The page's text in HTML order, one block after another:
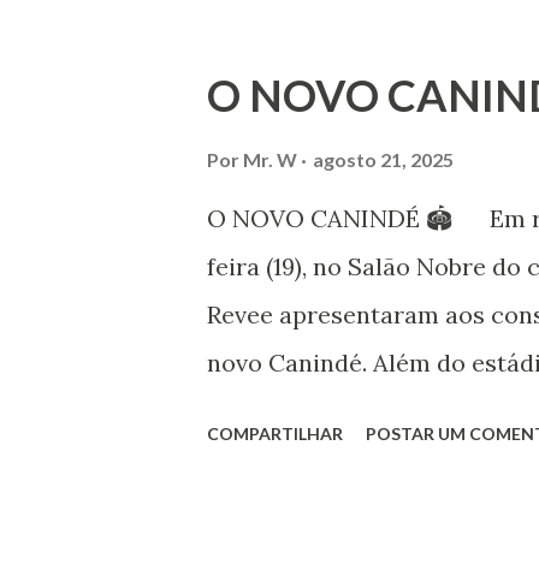
Iniciou seus estudos em
em 1999, no estilo
estudos neste estilo além de
danças folclóricas do
Bailarina profissional e
estudo e pesquisa de danças
árabes e indianas. Iniciou
O NOVO
Por Mr. W agosto 21, 2025
O NOVO CANINDÉ 🏟 Em
feira (19), no Salão Nobre do
Revee apresentaram aos
novo Canindé. Além do
presidente, Alex Bourgeois,
COMPARTILHAR POSTAR UM